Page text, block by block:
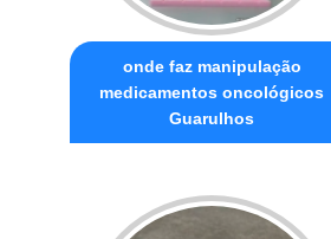
onde faz manipulação
medicamentos oncológicos
Guarulhos